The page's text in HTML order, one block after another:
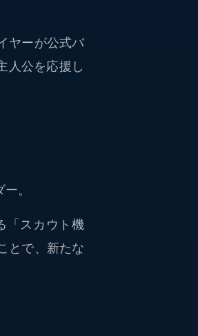
ヤーが公式バ
人公を応援し
。
「スカウト機
とで、新たな